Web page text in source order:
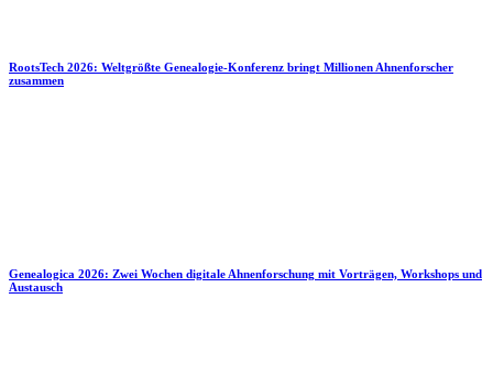
RootsTech 2026: Weltgrößte Genealogie-Konferenz bringt Millionen Ahnenforscher
zusammen
Genealogica 2026: Zwei Wochen digitale Ahnenforschung mit Vorträgen, Workshops und
Austausch